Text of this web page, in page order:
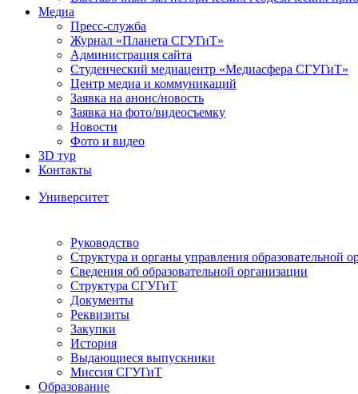
Медиа
Пресс-служба
Журнал «Планета СГУГиТ»
Администрация сайта
Студенческий медиацентр «Медиасфера СГУГиТ»
Центр медиа и коммуникаций
Заявка на анонс/новость
Заявка на фото/видеосъемку
Новости
Фото и видео
3D тур
Контакты
Университет
Руководство
Структура и органы управления образовательной
Сведения об образовательной организации
Структура СГУГиТ
Документы
Реквизиты
Закупки
История
Выдающиеся выпускники
Миссия СГУГиТ
Образование